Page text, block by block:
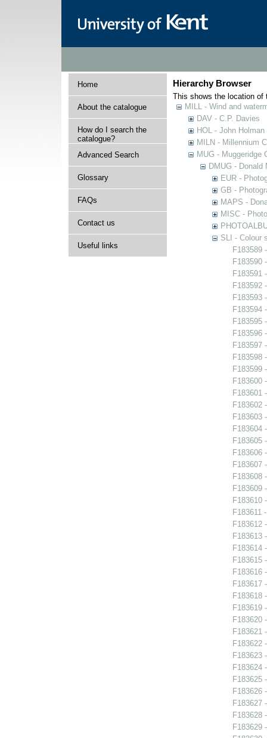
Home
About the catalogue
How do I search the
catalogue?
Advanced Search
Glossary
FAQs
Contact us
Useful links
Hierarchy Browser
This shows the location of
MILL - Wind and
DAV - C.P. Davies
HOL - John
MILN - Millennium
MUG - Muggeridge
DMUG - Donald
EUR -
GB -
MAPS -
MISC -
SLI - Colour
F183589
F183590
F183591
F183592
F183593
F183594
F183595
F183596
F183597
F183598
F183599
F183600
F183601
F183602
F183603
F183604
F183605
F183606
F183607
F183608
F183609
F183610
F183611
F183612
F183613
F183614
F183615
F183616
F183617
F183618
F183619
F183620
F183621
F183622
F183623
F183624
F183625
F183626
F183627
F183628
F183629